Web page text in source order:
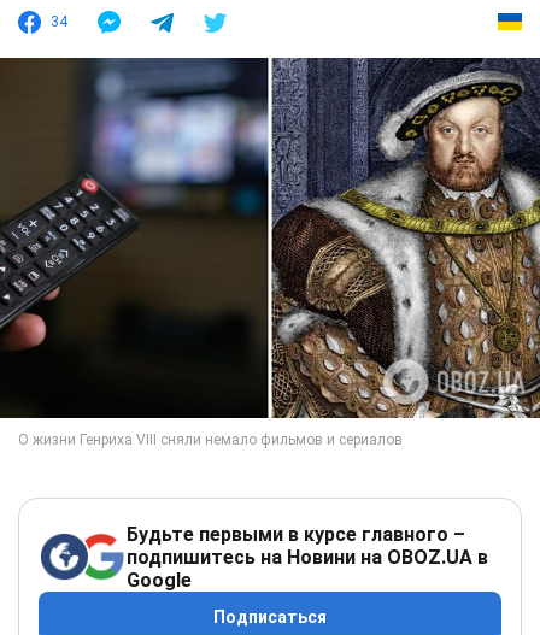
34
Будьте первыми в курсе главного –
подпишитесь на Новини на OBOZ.UA в
Google
Подписаться